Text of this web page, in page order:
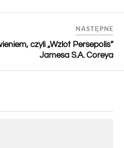
NASTĘPNE
czyli „Wzlot Persepolis”
Jamesa S.A. Coreya